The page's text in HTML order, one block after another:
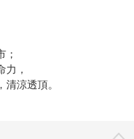
；
力，
涼透頂。